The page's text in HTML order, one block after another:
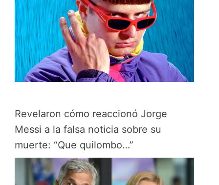
Revelaron cómo reaccionó Jorge
Messi a la falsa noticia sobre su
muerte: “Que quilombo…”